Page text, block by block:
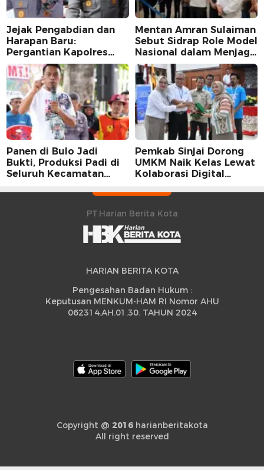
Jejak Pengabdian dan
Harapan Baru:
Pergantian Kapolres
Sidrap dalam Perspektif
Karier Dua Perwira
Mentan Amran Sulaiman
Sebut Sidrap Role Model
Nasional dalam Menjaga
Stabilitas Harga Telur
Panen di Bulo Jadi
Bukti, Produksi Padi di
Seluruh Kecamatan
Peningkatan
Pemkab Sinjai Dorong
UMKM Naik Kelas Lewat
Kolaborasi Digital
PT.Harian Berita Kota
HARIAN BERITA KOTA
Pengesahan Badan Hukum :
Keputusan MENKUM-HAM RI Nomor AHU
062314.AH.01.30. TAHUN 2024
Copyright @ 2016harianberitakota
All right reserved